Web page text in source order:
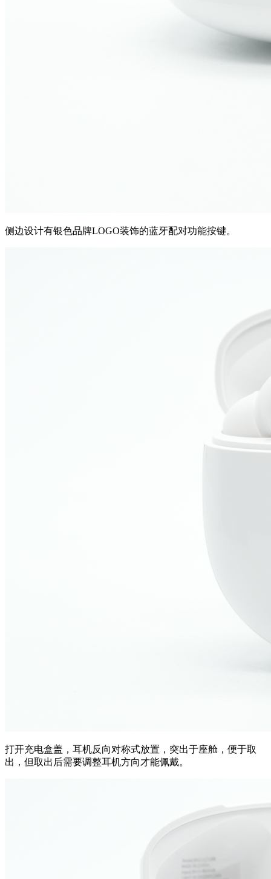
侧边设计有银色品牌LOGO装饰的蓝牙配对功能按键。
打开充电盒盖，耳机反向对称式放置，突出于座舱，便于取
出，但取出后需要调整耳机方向才能佩戴。